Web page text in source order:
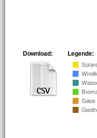
Legende:
Download: